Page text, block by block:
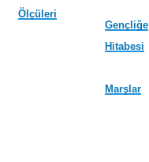
Ölçüleri
Gençliğe
Hitabesi
Marşlar